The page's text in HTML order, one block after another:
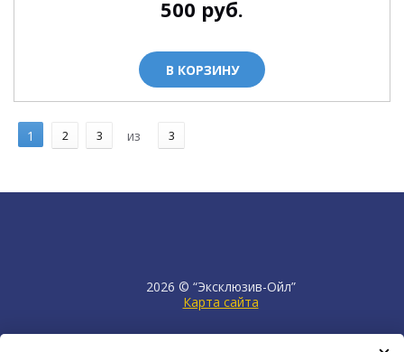
500 руб.
В КОРЗИНУ
1 2 3 из 3
2026 © “Эксклюзив-Ойл”
Карта сайта